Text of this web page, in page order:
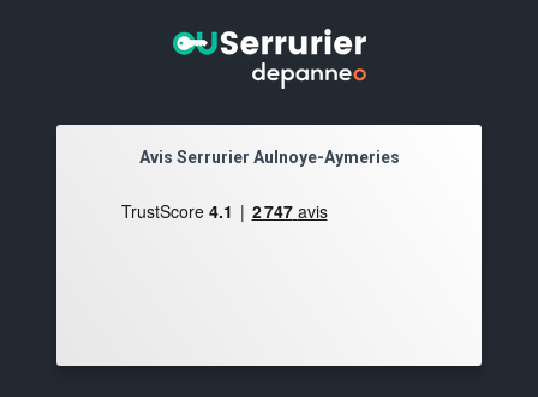
Avis Serrurier Aulnoye-Aymeries